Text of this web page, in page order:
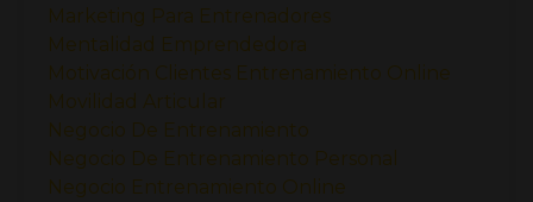
Marketing Para Entrenadores
Mentalidad Emprendedora
Motivación Clientes Entrenamiento Online
Movilidad Articular
Negocio De Entrenamiento
Negocio De Entrenamiento Personal
Negocio Entrenamiento Online